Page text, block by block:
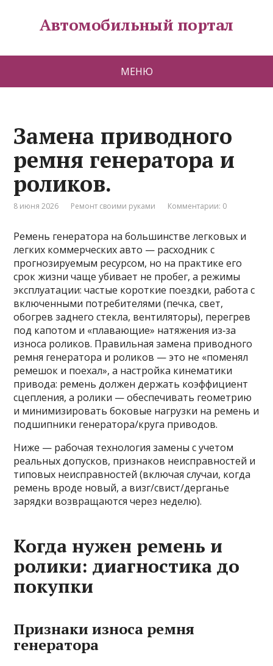
Автомобильный портал
МЕНЮ
Замена приводного
ремня генератора и
роликов.
8 июня 2026 Ремонт своими руками Комментарии: 0
Ремень генератора на большинстве легковых и
легких коммерческих авто — расходник с
прогнозируемым ресурсом, но на практике его
срок жизни чаще убивает не пробег, а режимы
эксплуатации: частые короткие поездки, работа с
включенными потребителями (печка, свет,
обогрев заднего стекла, вентиляторы), перегрев
под капотом и «плавающие» натяжения из‑за
износа роликов. Правильная замена приводного
ремня генератора и роликов — это не «поменял
ремешок и поехал», а настройка кинематики
привода: ремень должен держать коэффициент
сцепления, а ролики — обеспечивать геометрию
и минимизировать боковые нагрузки на ремень и
подшипники генератора/круга приводов.
Ниже — рабочая технология замены с учетом
реальных допусков, признаков неисправностей и
типовых неисправностей (включая случаи, когда
ремень вроде новый, а визг/свист/дерганье
зарядки возвращаются через неделю).
Когда нужен ремень и
ролики: диагностика до
покупки
Признаки износа ремня
генератора